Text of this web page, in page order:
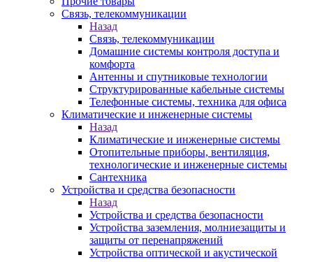
Связь, телекоммуникации
Назад
Связь, телекоммуникации
Домашние системы контроля доступа и
комфорта
Антенны и спутниковые технологии
Структурированные кабельные системы
Телефонные системы, техника для офиса
Климатические и инженерные системы
Назад
Климатические и инженерные системы
Отопительные приборы, вентиляция,
технологические и инженерные системы
Сантехника
Устройства и средства безопасности
Назад
Устройства и средства безопасности
Устройства заземления, молниезащиты и
защиты от перенапряжений
Устройства оптической и акустической